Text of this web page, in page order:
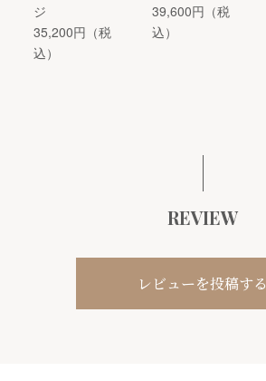
ジ
35,200円（税
込）
39,600円（税
込）
REVIEW
レビューを投稿する